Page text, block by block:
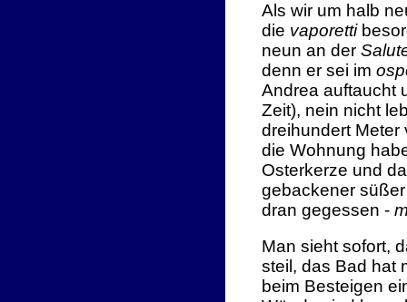
Als wir um halb
die vaporetti
neun an der
denn er sei im
Andrea auftaucht
Zeit), nein nicht
dreihundert Meter
die Wohnung
Osterkerze und
gebackener
dran gegessen -
Man sieht sofort,
steil, das Bad hat
beim Besteigen